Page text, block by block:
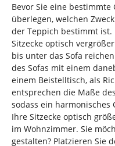
Bevor Sie eine
überlegen, welchen
der Teppich bestimmt ist.
Sitzecke optisch
bis unter das Sofa
des Sofas mit einem
einem Beistelltisch, als
entsprechen die Maße
sodass ein
Ihre Sitzecke optisch
im Wohnzimmer. Sie
gestalten? Platzieren Sie